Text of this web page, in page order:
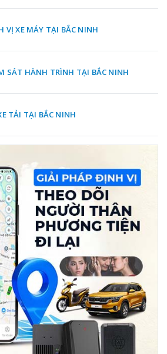
VỊ XE MÁY TẠI BẮC NINH
SÁT HÀNH TRÌNH TẠI BẮC NINH
TẢI TẠI BẮC NINH